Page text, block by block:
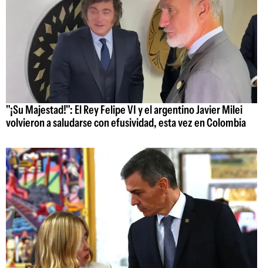
"¡Su Majestad!": El Rey Felipe VI y el argentino Javier Milei
volvieron a saludarse con efusividad, esta vez en Colombia